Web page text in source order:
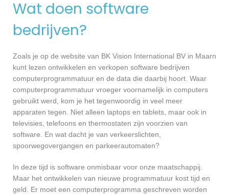
Wat doen software
bedrijven?
Zoals je op de website van BK Vision International BV in Maarn
kunt lezen ontwikkelen en verkopen software bedrijven
computerprogrammatuur en de data die daarbij hoort. Waar
computerprogrammatuur vroeger voornamelijk in computers
gebruikt werd, kom je het tegenwoordig in veel meer
apparaten tegen. Niet alleen laptops en tablets, maar ook in
televisies, telefoons en thermostaten zijn voorzien van
software. En wat dacht je van verkeerslichten,
spoorwegovergangen en parkeerautomaten?
In deze tijd is software onmisbaar voor onze maatschappij.
Maar het ontwikkelen van nieuwe programmatuur kost tijd en
geld. Er moet een computerprogramma geschreven worden